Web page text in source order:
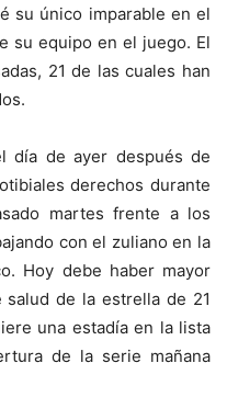
su único imparable en el
su equipo en el juego. El
21 de las cuales han
día de ayer después de
derechos durante
martes frente a los
con el zuliano en la
Hoy debe haber mayor
de la estrella de 21
una estadía en la lista
de la serie mañana